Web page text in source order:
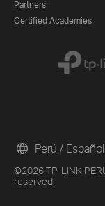
Partners
Certified Academies
©2026 TP-LINK
reserved.
Perú / Español